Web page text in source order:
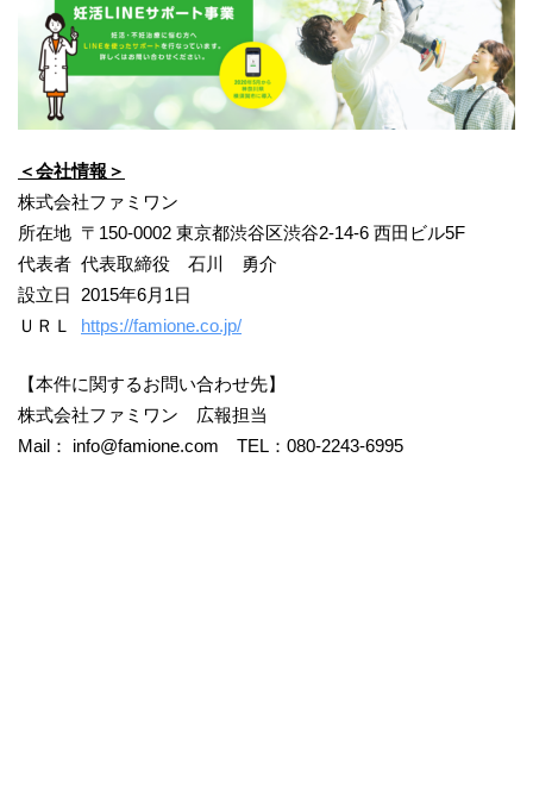
＜会社情報＞
株式会社ファミワン
所在地 〒150-0002 東京都渋谷区渋谷2-14-6 西田ビル5F
代表者 代表取締役 石川 勇介
設立日 2015年6月1日
ＵＲＬ https://famione.co.jp/
【本件に関するお問い合わせ先】
株式会社ファミワン 広報担当
Mail： info@famione.com TEL：080-2243-6995